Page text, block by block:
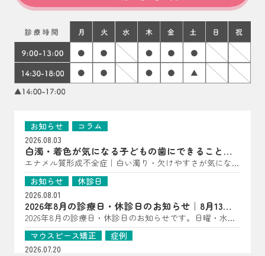
お知らせ
コラム
2026.08.03
白濁・着色が気になる子どもの歯にできること｜
亀岡市の歯科医師が解説
エナメル質形成不全症｜白い濁り・欠けやすさが気になっ
たら（子どもの歯に多い“歯の質”のトラブル） こんにち
は、はやかわ歯科 小児矯正歯科です。 「歯に白い点があ
る」「一部だけ黄〜茶色っぽい」「すぐ欠ける・しみる」
――といった様子が見られる場合、エナメル質形成不全症
が関係していることがあります。 エナメル質形成不全症
は、歯が顎の中で作られている段階で、エナメル質の量が
少なかったり、硬さが十分でなかったりする状態です。
お知らせ
休診日
2026.08.01
2026年8月の診療日・休診日のお知らせ｜8月13日
は夏祭り開催
2026年8月の診療日・休診日のお知らせです。日曜・水
曜・祝日、8月14日・15日は休診となります。8月13日は夏
祭りを開催します。詳細はInstagramをご確認ください。
マウスピース矯正
症例
2026.07.20